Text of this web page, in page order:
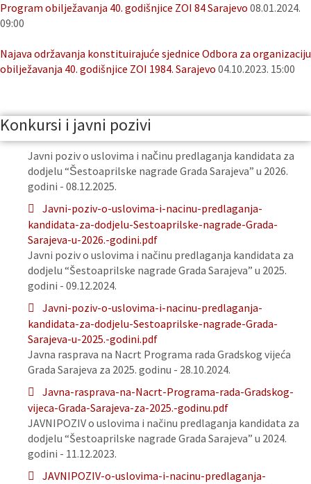
Program obilježavanja 40. godišnjice ZOI 84 Sarajevo 08.01.2024.
09:00
Najava održavanja konstituirajuće sjednice Odbora za organizaciju
obilježavanja 40. godišnjice ZOI 1984. Sarajevo 04.10.2023. 15:00
Konkursi i javni pozivi
Javni poziv o uslovima i načinu predlaganja kandidata za
dodjelu “Šestoaprilske nagrade Grada Sarajeva” u 2026.
godini - 08.12.2025.
Javni-poziv-o-uslovima-i-nacinu-predlaganja-
kandidata-za-dodjelu-Sestoaprilske-nagrade-Grada-
Sarajeva-u-2026.-godini.pdf
Javni poziv o uslovima i načinu predlaganja kandidata za
dodjelu “Šestoaprilske nagrade Grada Sarajeva” u 2025.
godini - 09.12.2024.
Javni-poziv-o-uslovima-i-nacinu-predlaganja-
kandidata-za-dodjelu-Sestoaprilske-nagrade-Grada-
Sarajeva-u-2025.-godini.pdf
Javna rasprava na Nacrt Programa rada Gradskog vijeća
Grada Sarajeva za 2025. godinu - 28.10.2024.
Javna-rasprava-na-Nacrt-Programa-rada-Gradskog-
vijeca-Grada-Sarajeva-za-2025.-godinu.pdf
JAVNIPOZIV o uslovima i načinu predlaganja kandidata za
dodjelu “Šestoaprilske nagrade Grada Sarajeva” u 2024.
godini - 11.12.2023.
JAVNIPOZIV-o-uslovima-i-nacinu-predlaganja-